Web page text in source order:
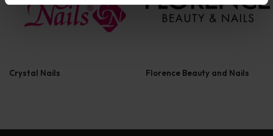
Crystal Nails Florence Beauty and Nails